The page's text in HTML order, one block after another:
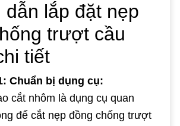
lắp đặt nẹp
trượt cầu
tiết
Chuẩn bị dụng cụ:
cắt nhôm là dụng cụ quan
để cắt nẹp đồng chống trượt